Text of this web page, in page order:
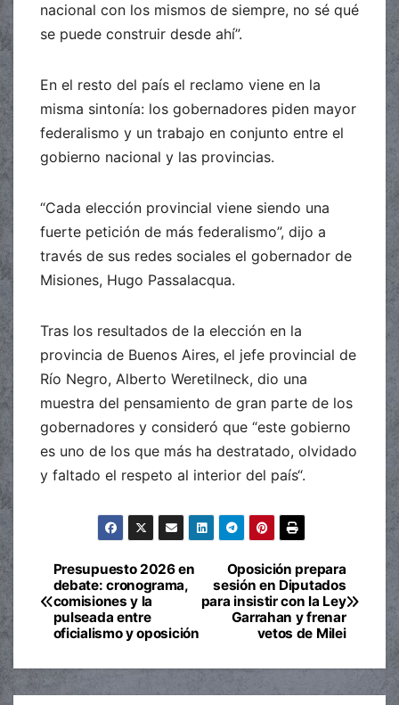
nacional con los mismos de siempre, no sé qué
se puede construir desde ahí”.
En el resto del país el reclamo viene en la
misma sintonía: los gobernadores piden mayor
federalismo y un trabajo en conjunto entre el
gobierno nacional y las provincias.
“Cada elección provincial viene siendo una
fuerte petición de más federalismo”, dijo a
través de sus redes sociales el gobernador de
Misiones, Hugo Passalacqua.
Tras los resultados de la elección en la
provincia de Buenos Aires, el jefe provincial de
Río Negro, Alberto Weretilneck, dio una
muestra del pensamiento de gran parte de los
gobernadores y consideró que “este gobierno
es uno de los que más ha destratado, olvidado
y faltado el respeto al interior del país“.
Navegación
de
entradas
Oposición prepara
sesión en Diputados
para insistir con la Ley
Garrahan y frenar
vetos de Milei
Presupuesto 2026 en
debate: cronograma,
comisiones y la
pulseada entre
oficialismo y oposición